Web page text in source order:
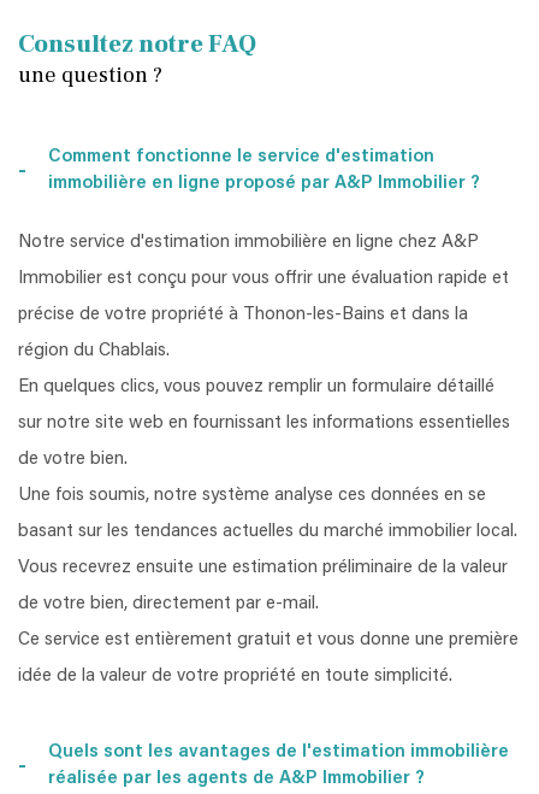
Consultez notre FAQ
une question ?
Comment fonctionne le service d'estimation
immobilière en ligne proposé par A&P Immobilier ?
Notre service d'estimation immobilière en ligne chez A&P
Immobilier est conçu pour vous offrir une évaluation rapide et
précise de votre propriété à Thonon-les-Bains et dans la
région du Chablais.
En quelques clics, vous pouvez remplir un formulaire détaillé
sur notre site web en fournissant les informations essentielles
de votre bien.
Une fois soumis, notre système analyse ces données en se
basant sur les tendances actuelles du marché immobilier local.
Vous recevrez ensuite une estimation préliminaire de la valeur
de votre bien, directement par e-mail.
Ce service est entièrement gratuit et vous donne une première
idée de la valeur de votre propriété en toute simplicité.
Quels sont les avantages de l'estimation immobilière
réalisée par les agents de A&P Immobilier ?